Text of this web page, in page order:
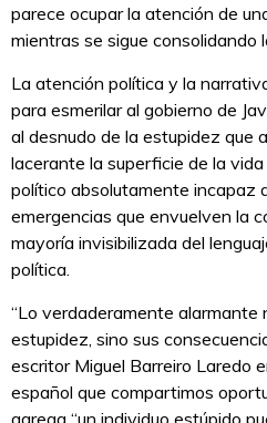
parece ocupar la atención de
mientras se sigue consolidando
La atención política y la
para esmerilar al gobierno de
al desnudo de la estupidez que
lacerante la superficie de la
político absolutamente incapaz
emergencias que envuelven la
mayoría invisibilizada del
política.
“Lo verdaderamente alarmante
estupidez, sino sus
escritor Miguel Barreiro Laredo
español que compartimos
agrega “un individuo estúpido